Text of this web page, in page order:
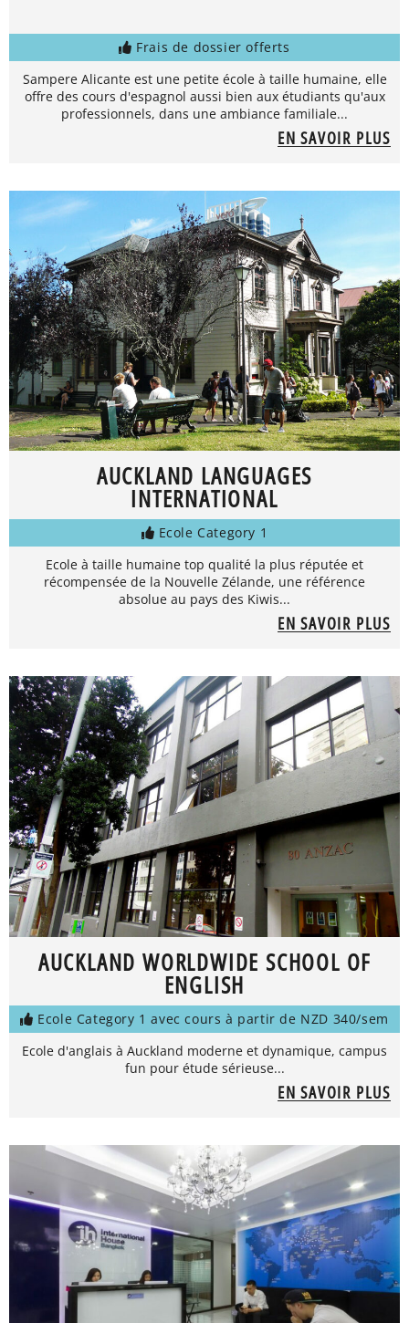
Frais de dossier offerts
Sampere Alicante est une petite école à taille humaine, elle
offre des cours d'espagnol aussi bien aux étudiants qu'aux
professionnels, dans une ambiance familiale...
EN SAVOIR PLUS
AUCKLAND LANGUAGES
INTERNATIONAL
Ecole Category 1
Ecole à taille humaine top qualité la plus réputée et
récompensée de la Nouvelle Zélande, une référence
absolue au pays des Kiwis...
EN SAVOIR PLUS
AUCKLAND WORLDWIDE SCHOOL OF
ENGLISH
Ecole Category 1 avec cours à partir de NZD 340/sem
Ecole d'anglais à Auckland moderne et dynamique, campus
fun pour étude sérieuse...
EN SAVOIR PLUS